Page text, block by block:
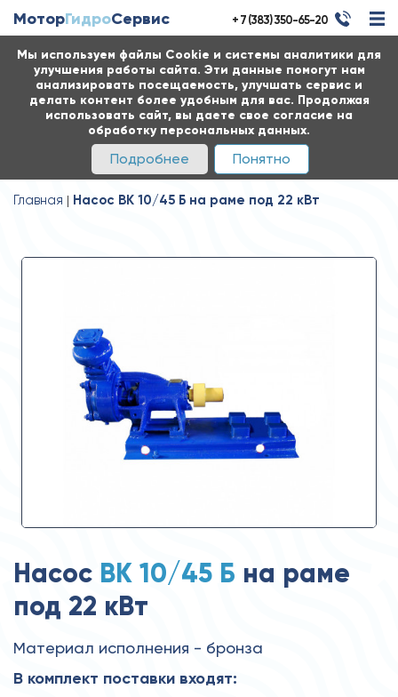
Мы используем файлы Cookie и системы аналитики для
улучшения работы сайта. Эти данные помогут нам
анализировать посещаемость, улучшать сервис и
делать контент более удобным для вас. Продолжая
использовать сайт, вы даете свое согласие на
обработку персональных данных.
Подробнее Понятно
МоторГидроСервис + 7 (383) 350-65-20
Главная Насос ВК 10/45 Б на раме под 22 кВт
Насос ВК 10/45 Б на раме
под 22 кВт
Материал исполнения - бронза
В комплект поставки входят: